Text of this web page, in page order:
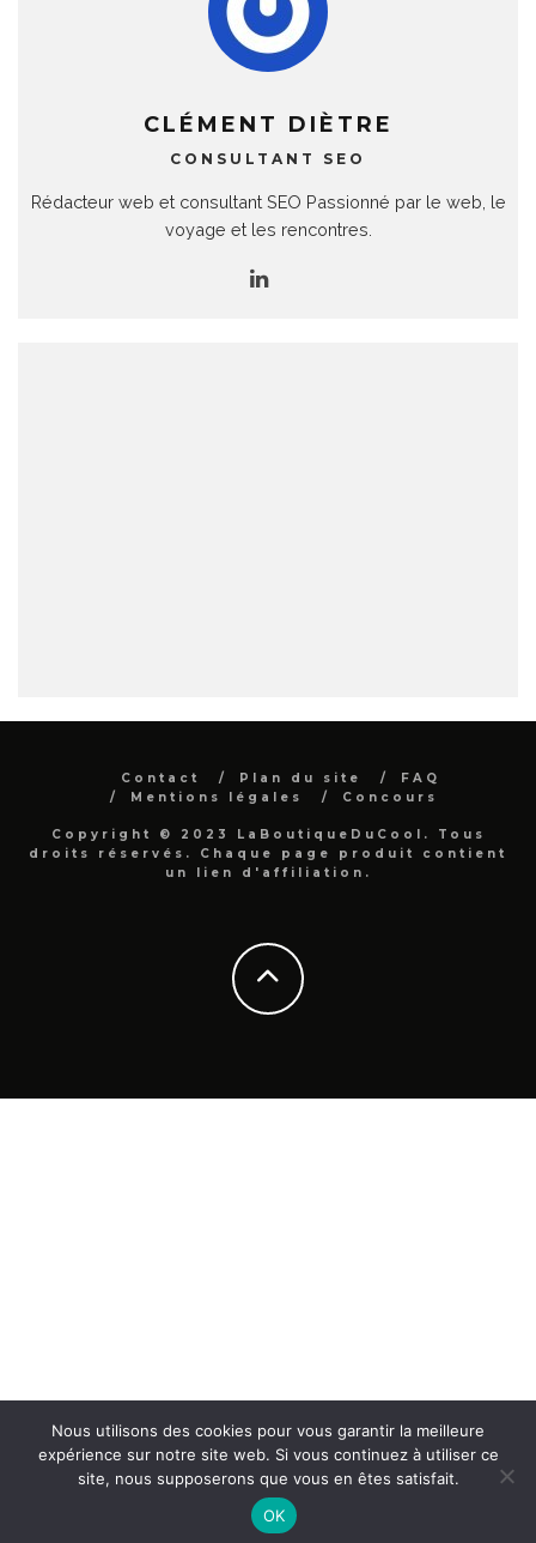
CLÉMENT DIÈTRE
CONSULTANT SEO
Rédacteur web et consultant SEO Passionné par le web, le
voyage et les rencontres.
Contact Plan du site
FAQ
Mentions légales
Concours
Copyright © 2023 LaBoutiqueDuCool. Tous
droits réservés. Chaque page produit contient
un lien d'affiliation.
Nous utilisons des cookies pour vous garantir la meilleure
expérience sur notre site web. Si vous continuez à utiliser ce
site, nous supposerons que vous en êtes satisfait.
OK